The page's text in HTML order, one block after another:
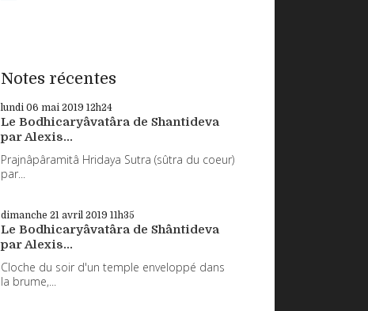
Notes récentes
lundi 06 mai 2019 12h24
Le Bodhicaryâvatâra de Shantideva
par Alexis...
Prajnâpâramitâ Hridaya Sutra (sûtra du coeur)
par...
dimanche 21 avril 2019 11h35
Le Bodhicaryâvatâra de Shântideva
par Alexis...
Cloche du soir d'un temple enveloppé dans
la brume,...